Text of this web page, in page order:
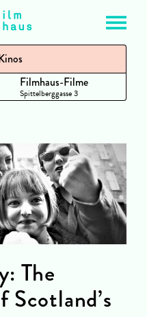
Filmhaus-Filme
Spittelberggasse 3
The